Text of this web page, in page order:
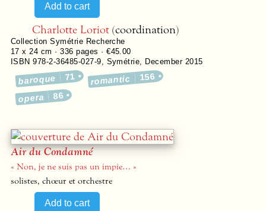
Charlotte Loriot (coordination)
Collection Symétrie Recherche
17 x 24 cm ·336 pages ·€45.00
ISBN 978-2-36485-027-9
Symétrie December 2015
baroque 71 romantic 156
opera 86
Air du Condamné
« Non, je ne suis pas un impie… »
solistes, chœur et orchestre